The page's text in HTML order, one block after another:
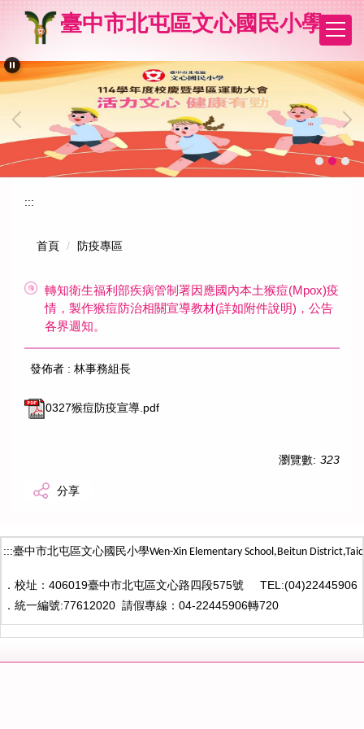
要
內
容
區
臺中市北屯區文心國民小學
:::
首頁 防疫專區
轉知衛生福利部疾病管制署因應國內本土猴痘(Mpox)疫
情，製作猴痘防治相關宣導教材(詳如附件說明)，公告
各界週知。
發佈者 : 林事務組長
0327猴痘防疫宣導.pdf
瀏覽數: 323
分享
:::臺中市北屯區文心國民小學Wen-Xin Elementary School,Beitun District,
． 校址：406019臺中市北屯區文心路四段575號
TEL:(04)22445906
． 統一編號:77612020 請假專線：04-22445906轉720